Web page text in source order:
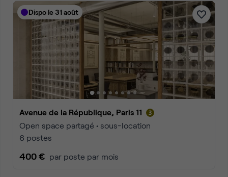
Dispo le 31 août
Avenue de la République, Paris 11
Open space partagé • sous-location
6 postes
400 € par poste par mois